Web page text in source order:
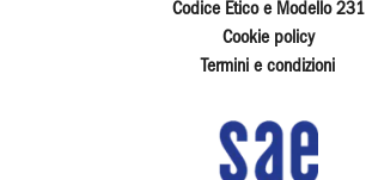
Codice Etico e Modello 231
Cookie policy
Termini e condizioni